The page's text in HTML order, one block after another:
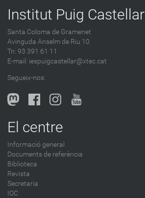
Institut Puig Castellar
Santa Coloma de Gramenet
Avinguda Anselm de Riu 10
Tn: 93 391 61 11
E-mail: iespuigcastellar@xtec.cat
Segueix-nos:
El centre
Informació general
Documents de referència
Biblioteca
Revista
Secretaria
IOC